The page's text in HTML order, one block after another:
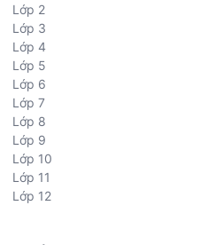
Lớp 2
Lớp 3
Lớp 4
Lớp 5
Lớp 6
Lớp 7
Lớp 8
Lớp 9
Lớp 10
Lớp 11
Lớp 12